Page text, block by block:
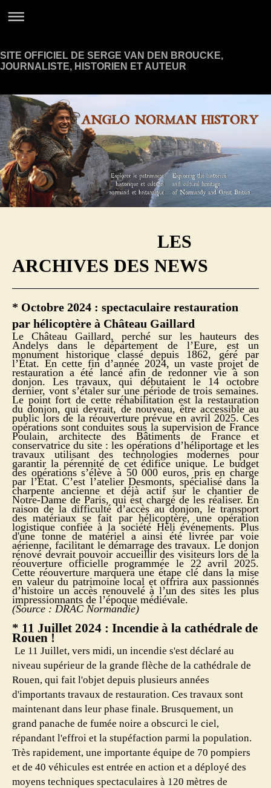
SITE OFFICIEL DE SERGE VAN DEN BROUCKE,
JOURNALISTE, HISTORIEN ET AUTEUR
LES
ARCHIVES DES NEWS
* Octobre 2024 : spectaculaire restauration
par hélicoptère à Château Gaillard
Le Château Gaillard, perché sur les hauteurs des
Andelys dans le département de l’Eure, est un
monument historique classé depuis 1862, géré par
l’État. En cette fin d’année 2024, un vaste projet de
restauration a été lancé afin de redonner vie à son
donjon. Les travaux, qui débutaient le 14 octobre
dernier, vont s’étaler sur une période de trois semaines.
Le point fort de cette réhabilitation est la restauration
du donjon, qui devrait, de nouveau, être accessible au
public lors de la réouverture prévue en avril 2025. Ces
opérations sont conduites sous la supervision de France
Poulain, architecte des Bâtiments de France et
conservatrice du site : les opérations d’héliportage et les
travaux utilisant des technologies modernes pour
garantir la pérennité de cet édifice unique. Le budget
des opérations s’élève à 50 000 euros, pris en charge
par l’État. C’est l’atelier Desmonts, spécialisé dans la
charpente ancienne et déjà actif sur le chantier de
Notre-Dame de Paris, qui est chargé de les réaliser. En
raison de la difficulté d’accès au donjon, le transport
des matériaux se fait par hélicoptère, une opération
logistique confiée à la société Héli événements. Plus
d'une tonne de matériel a ainsi été livrée par voie
aérienne, facilitant le démarrage des travaux. Le donjon
rénové devrait pouvoir accueillir des visiteurs lors de la
réouverture officielle programmée le 22 avril 2025.
Cette réouverture marquera une étape clé dans la mise
en valeur du patrimoine local et offrira aux passionnés
d’histoire un accès renouvelé à l’un des sites les plus
impressionnants de l’époque médiévale.
(Source : DRAC Normandie)
* 11 Juillet 2024 : Incendie à la cathédrale de
Rouen !
Le 11 Juillet, vers midi, un incendie s'est déclaré au
niveau supérieur de la grande flèche de la cathédrale de
Rouen, qui fait l'objet depuis plusieurs années
d'importants travaux de restauration. Ces travaux sont
maintenant dans leur phase finale. Brusquement, un
grand panache de fumée noire a obscurci le ciel,
répandant l'effroi et la stupéfaction parmi la population.
Très rapidement, une importante équipe de 70 pompiers
et de 40 véhicules est entrée en action et a déployé des
moyens techniques spectaculaires à 120 mètres de